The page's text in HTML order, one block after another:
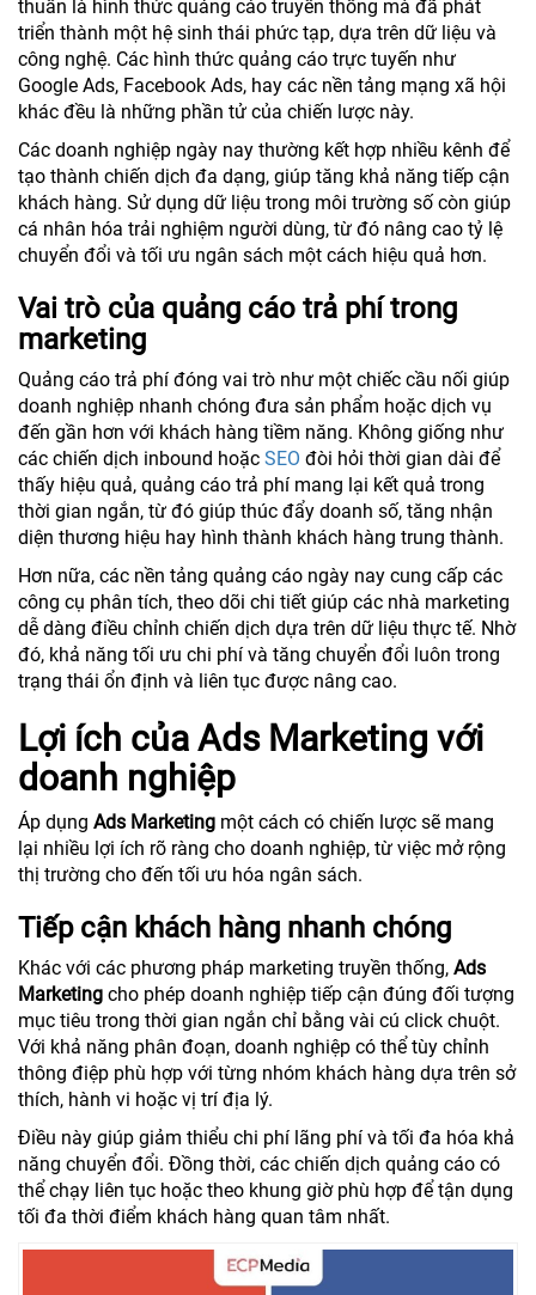
thuần là hình thức quảng cáo truyền thống mà đã phát
triển thành một hệ sinh thái phức tạp, dựa trên dữ liệu và
công nghệ. Các hình thức quảng cáo trực tuyến như
Google Ads, Facebook Ads, hay các nền tảng mạng xã hội
khác đều là những phần tử của chiến lược này.
Các doanh nghiệp ngày nay thường kết hợp nhiều kênh để
tạo thành chiến dịch đa dạng, giúp tăng khả năng tiếp cận
khách hàng. Sử dụng dữ liệu trong môi trường số còn giúp
cá nhân hóa trải nghiệm người dùng, từ đó nâng cao tỷ lệ
chuyển đổi và tối ưu ngân sách một cách hiệu quả hơn.
Vai trò của quảng cáo trả phí trong
marketing
Quảng cáo trả phí đóng vai trò như một chiếc cầu nối giúp
doanh nghiệp nhanh chóng đưa sản phẩm hoặc dịch vụ
đến gần hơn với khách hàng tiềm năng. Không giống như
các chiến dịch inbound hoặc SEO đòi hỏi thời gian dài để
thấy hiệu quả, quảng cáo trả phí mang lại kết quả trong
thời gian ngắn, từ đó giúp thúc đẩy doanh số, tăng nhận
diện thương hiệu hay hình thành khách hàng trung thành.
Hơn nữa, các nền tảng quảng cáo ngày nay cung cấp các
công cụ phân tích, theo dõi chi tiết giúp các nhà marketing
dễ dàng điều chỉnh chiến dịch dựa trên dữ liệu thực tế. Nhờ
đó, khả năng tối ưu chi phí và tăng chuyển đổi luôn trong
trạng thái ổn định và liên tục được nâng cao.
Lợi ích của Ads Marketing với
doanh nghiệp
Áp dụng Ads Marketing một cách có chiến lược sẽ mang
lại nhiều lợi ích rõ ràng cho doanh nghiệp, từ việc mở rộng
thị trường cho đến tối ưu hóa ngân sách.
Tiếp cận khách hàng nhanh chóng
Khác với các phương pháp marketing truyền thống, Ads
Marketing cho phép doanh nghiệp tiếp cận đúng đối tượng
mục tiêu trong thời gian ngắn chỉ bằng vài cú click chuột.
Với khả năng phân đoạn, doanh nghiệp có thể tùy chỉnh
thông điệp phù hợp với từng nhóm khách hàng dựa trên sở
thích, hành vi hoặc vị trí địa lý.
Điều này giúp giảm thiểu chi phí lãng phí và tối đa hóa khả
năng chuyển đổi. Đồng thời, các chiến dịch quảng cáo có
thể chạy liên tục hoặc theo khung giờ phù hợp để tận dụng
tối đa thời điểm khách hàng quan tâm nhất.